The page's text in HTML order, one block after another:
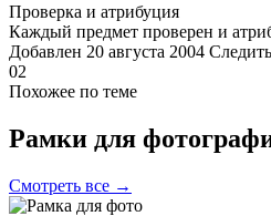
Проверка и атрибуция
Каждый предмет проверен и
Добавлен 20 августа 2004
02
Похожее по теме
Рамки для
Смотреть все →